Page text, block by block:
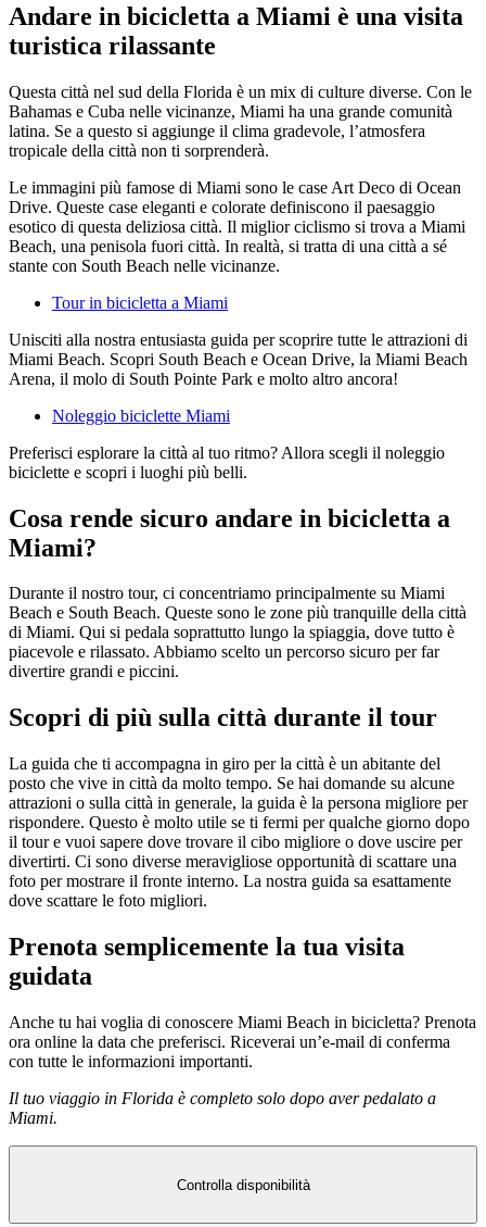
Andare in bicicletta a Miami è una visita
turistica rilassante
Questa città nel sud della Florida è un mix di culture diverse. Con le
Bahamas e Cuba nelle vicinanze, Miami ha una grande comunità
latina. Se a questo si aggiunge il clima gradevole, l’atmosfera
tropicale della città non ti sorprenderà.
Le immagini più famose di Miami sono le case Art Deco di Ocean
Drive. Queste case eleganti e colorate definiscono il paesaggio
esotico di questa deliziosa città. Il miglior ciclismo si trova a Miami
Beach, una penisola fuori città. In realtà, si tratta di una città a sé
stante con South Beach nelle vicinanze.
Tour in bicicletta a Miami
Unisciti alla nostra entusiasta guida per scoprire tutte le attrazioni di
Miami Beach. Scopri South Beach e Ocean Drive, la Miami Beach
Arena, il molo di South Pointe Park e molto altro ancora!
Noleggio biciclette Miami
Preferisci esplorare la città al tuo ritmo? Allora scegli il noleggio
biciclette e scopri i luoghi più belli.
Cosa rende sicuro andare in bicicletta a
Miami?
Durante il nostro tour, ci concentriamo principalmente su Miami
Beach e South Beach. Queste sono le zone più tranquille della città
di Miami. Qui si pedala soprattutto lungo la spiaggia, dove tutto è
piacevole e rilassato. Abbiamo scelto un percorso sicuro per far
divertire grandi e piccini.
Scopri di più sulla città durante il tour
La guida che ti accompagna in giro per la città è un abitante del
posto che vive in città da molto tempo. Se hai domande su alcune
attrazioni o sulla città in generale, la guida è la persona migliore per
rispondere. Questo è molto utile se ti fermi per qualche giorno dopo
il tour e vuoi sapere dove trovare il cibo migliore o dove uscire per
divertirti. Ci sono diverse meravigliose opportunità di scattare una
foto per mostrare il fronte interno. La nostra guida sa esattamente
dove scattare le foto migliori.
Prenota semplicemente la tua visita
guidata
Anche tu hai voglia di conoscere Miami Beach in bicicletta? Prenota
ora online la data che preferisci. Riceverai un’e-mail di conferma
con tutte le informazioni importanti.
Il tuo viaggio in Florida è completo solo dopo aver pedalato a
Miami.
Controlla disponibilità